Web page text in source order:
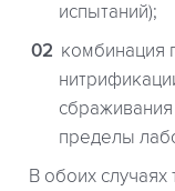
испытаний);
комбинация
пределы
В обоих случаях